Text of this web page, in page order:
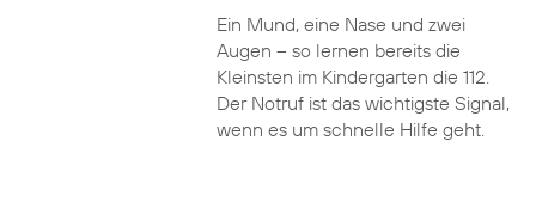
Ein Mund, eine Nase und zwei
Augen – so lernen bereits die
Kleinsten im Kindergarten die 112.
Der Notruf ist das wichtigste Signal,
wenn es um schnelle Hilfe geht.